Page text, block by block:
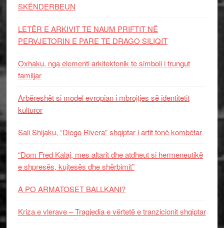
SKËNDERBEUN
LETËR E ARKIVIT TE NAUM PRIFTIT NË
PERVJETORIN E PARE TE DRAGO SILIQIT
Oxhaku, nga elementi arkitektonik te simboli i trungut
familjar
Arbëreshët si model evropian i mbrojtjes së identitetit
kulturor
Sali Shijaku, “Diego Rivera” shqiptar i artit tonë kombëtar
“Dom Fred Kalaj, mes altarit dhe atdheut si hermeneutikë
e shpresës, kujtesës dhe shërbimit”
A PO ARMATOSET BALLKANI?
Kriza e vlerave – Tragjedia e vërtetë e tranzicionit shqiptar